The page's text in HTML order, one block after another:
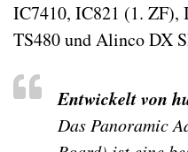
IC7410, IC821 (1. ZF),
TS480 und Alinco DX
Entwickelt von
Das Panoramic